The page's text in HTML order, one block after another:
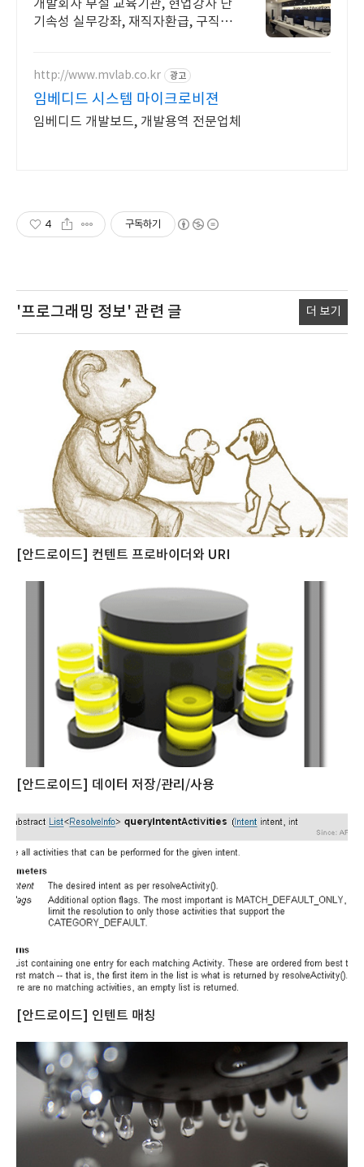
개발회사 부설 교육기관, 현업강사 단
기속성 실무강좌, 재직자환급, 구직자
http://www.mvlab.co.kr 광고
임베디드 시스템 마이크로비젼
임베디드 개발보드, 개발용역 전문업체
4 구독하기
'프로그래밍 정보' 관련 글 더 보기
[안드로이드] 컨텐트 프로바이더와 URI
[안드로이드] 데이터 저장/관리/사용
[안드로이드] 인텐트 매칭